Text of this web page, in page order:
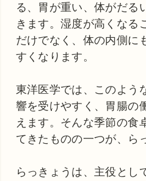
る、胃が重い、体がだる
きます。湿度が高くなる
だけでなく、体の内側に
すくなります。
東洋医学では、このよう
響を受けやすく、胃腸の
えます。そんな季節の食
てきたものの一つが、ら
らっきょうは、主役とし